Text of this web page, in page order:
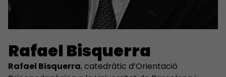
Rafael Bisquerra
Rafael Bisquerra, catedràtic d’Orientació